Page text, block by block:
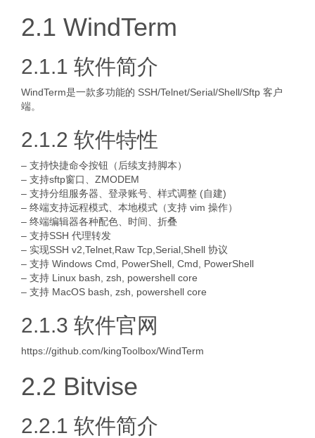
2.1 WindTerm
2.1.1 软件简介
WindTerm是一款多功能的 SSH/Telnet/Serial/Shell/Sftp 客户
端。
2.1.2 软件特性
– 支持快捷命令按钮（后续支持脚本）
– 支持sftp窗口、ZMODEM
– 支持分组服务器、登录账号、样式调整 (自建)
– 终端支持远程模式、本地模式（支持 vim 操作）
– 终端编辑器各种配色、时间、折叠
– 支持SSH 代理转发
– 实现SSH v2,Telnet,Raw Tcp,Serial,Shell 协议
– 支持 Windows Cmd, PowerShell, Cmd, PowerShell
– 支持 Linux bash, zsh, powershell core
– 支持 MacOS bash, zsh, powershell core
2.1.3 软件官网
https://github.com/kingToolbox/WindTerm
2.2 Bitvise
2.2.1 软件简介